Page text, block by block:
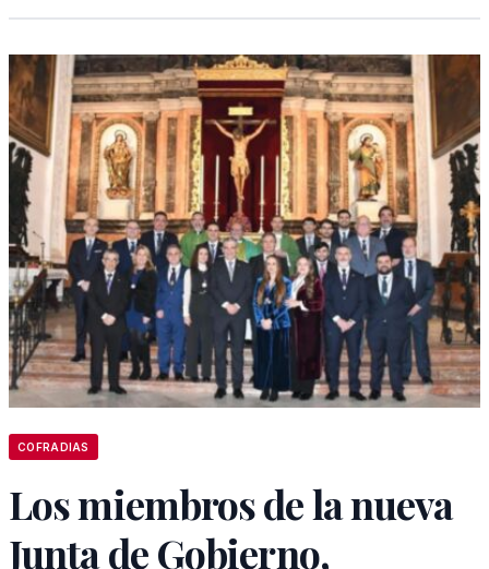
COFRADIAS
Los miembros de la nueva
Junta de Gobierno,